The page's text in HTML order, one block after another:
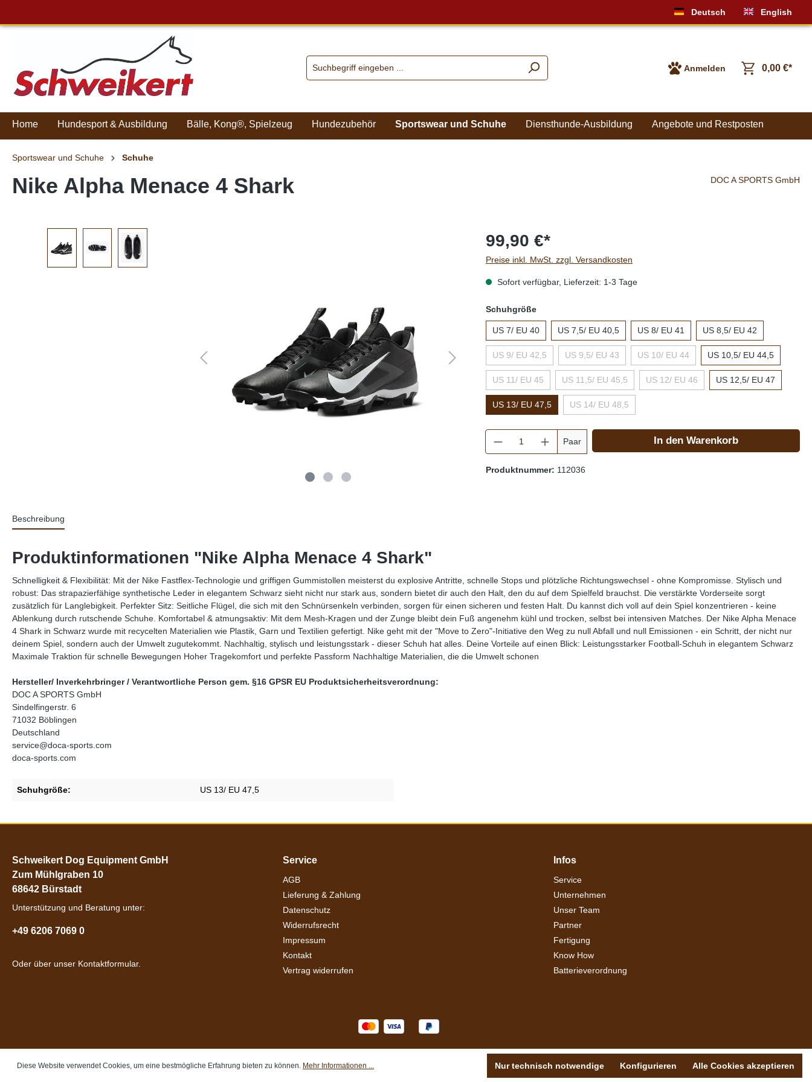
Deutsch English
Anmelden 0,00 €*
Home Hundesport & Ausbildung Bälle, Kong®, Spielzeug Hundezubehör Sportswear und Schuhe Diensthunde-Ausbildung Angebote und Restposten
Sportswear und Schuhe Schuhe
Nike Alpha Menace 4 Shark DOC A SPORTS GmbH
99,90 €*
Preise inkl. MwSt. zzgl. Versandkosten
Sofort verfügbar, Lieferzeit: 1-3 Tage
Schuhgröße
US 7/ EU 40 US 7,5/ EU 40,5 US 8/ EU 41 US 8,5/ EU 42
US 9/ EU 42,5 US 9,5/ EU 43 US 10/ EU 44 US 10,5/ EU 44,5
US 11/ EU 45 US 11,5/ EU 45,5 US 12/ EU 46 US 12,5/ EU 47
US 13/ EU 47,5 US 14/ EU 48,5
Anzahl
Paar In den Warenkorb
Produktnummer: 112036
Beschreibung
Produktinformationen "Nike Alpha Menace 4 Shark"
Schnelligkeit & Flexibilität: Mit der Nike Fastflex-Technologie und griffigen Gummistollen meisterst du explosive Antritte, schnelle Stops und plötzliche Richtungswechsel - ohne Kompromisse. Stylisch und
robust: Das strapazierfähige synthetische Leder in elegantem Schwarz sieht nicht nur stark aus, sondern bietet dir auch den Halt, den du auf dem Spielfeld brauchst. Die verstärkte Vorderseite sorgt
zusätzlich für Langlebigkeit. Perfekter Sitz: Seitliche Flügel, die sich mit den Schnürsenkeln verbinden, sorgen für einen sicheren und festen Halt. Du kannst dich voll auf dein Spiel konzentrieren - keine
Ablenkung durch rutschende Schuhe. Komfortabel & atmungsaktiv: Mit dem Mesh-Kragen und der Zunge bleibt dein Fuß angenehm kühl und trocken, selbst bei intensiven Matches. Der Nike Alpha Menace
4 Shark in Schwarz wurde mit recycelten Materialien wie Plastik, Garn und Textilien gefertigt. Nike geht mit der "Move to Zero"-Initiative den Weg zu null Abfall und null Emissionen - ein Schritt, der nicht nur
deinem Spiel, sondern auch der Umwelt zugutekommt. Nachhaltig, stylisch und leistungsstark - dieser Schuh hat alles. Deine Vorteile auf einen Blick: Leistungsstarker Football-Schuh in elegantem Schwarz
Maximale Traktion für schnelle Bewegungen Hoher Tragekomfort und perfekte Passform Nachhaltige Materialien, die die Umwelt schonen
Hersteller/ Inverkehrbringer / Verantwortliche Person gem. §16 GPSR EU Produktsicherheitsverordnung:
DOC A SPORTS GmbH
Sindelfingerstr. 6
71032 Böblingen
Deutschland
service@doca-sports.com
doca-sports.com
Schuhgröße: US 13/ EU 47,5
Schweikert Dog Equipment GmbH
Zum Mühlgraben 10
68642 Bürstadt
Unterstützung und Beratung unter:
+49 6206 7069 0
Oder über unser Kontaktformular.
Service
AGB
Lieferung & Zahlung
Datenschutz
Widerrufsrecht
Impressum
Kontakt
Vertrag widerrufen
Infos
Service
Unternehmen
Unser Team
Partner
Fertigung
Know How
Batterieverordnung
Diese Website verwendet Cookies, um eine bestmögliche Erfahrung bieten zu können. Mehr Informationen ... Nur technisch notwendige Konfigurieren Alle Cookies akzeptieren